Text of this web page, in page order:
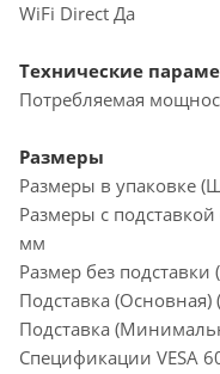
WiFi Direct Да
Технические
Потребляемая
Размеры
Размеры в упаковке
Размеры с
мм
Размер без
Подставка
Подставка
Спецификации VESA